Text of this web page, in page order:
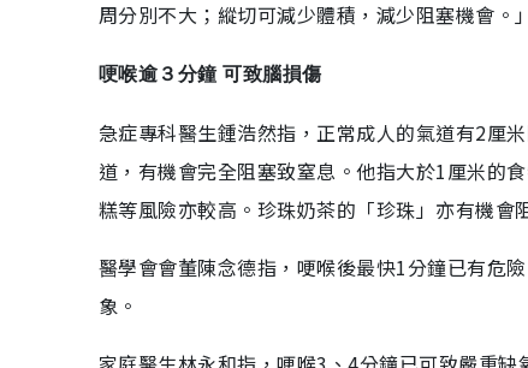
周分別不大；縱切可減少體積，減少阻塞機會。」
哽喉逾３分鐘 可致腦損傷
急症專科醫生鍾浩然指，正常成人的氣道有2厘
道，有機會完全阻塞致窒息。他指大於1厘米的
糕等風險亦較高。珍珠奶茶的「珍珠」亦有機會
醫學會會董陳念德指，哽喉後最快1分鐘已有危
象。